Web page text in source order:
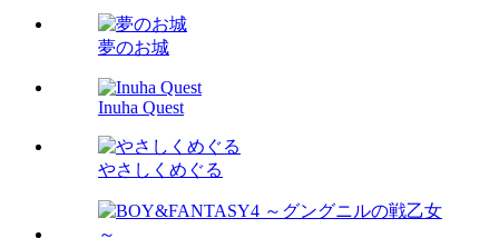
夢のお城
Inuha Quest
やさしくめぐる